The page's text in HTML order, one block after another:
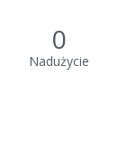
0
Nadużycie